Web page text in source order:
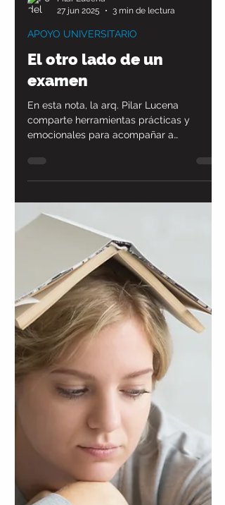
27 jun 2025
3 min de lectura
APOYO UNIVERSITARIO
El otro lado de un
examen
En esta nota, la arq. Pilar Lucena
comparte herramientas prácticas y
emocionales para acompañar a
época de exámenes. Desde su doble rol
como docente y coach, propone una
mirada integral que va más allá del
rendimiento académico, para aprender a
transitar esta etapa con más calma, foco
y confianza.